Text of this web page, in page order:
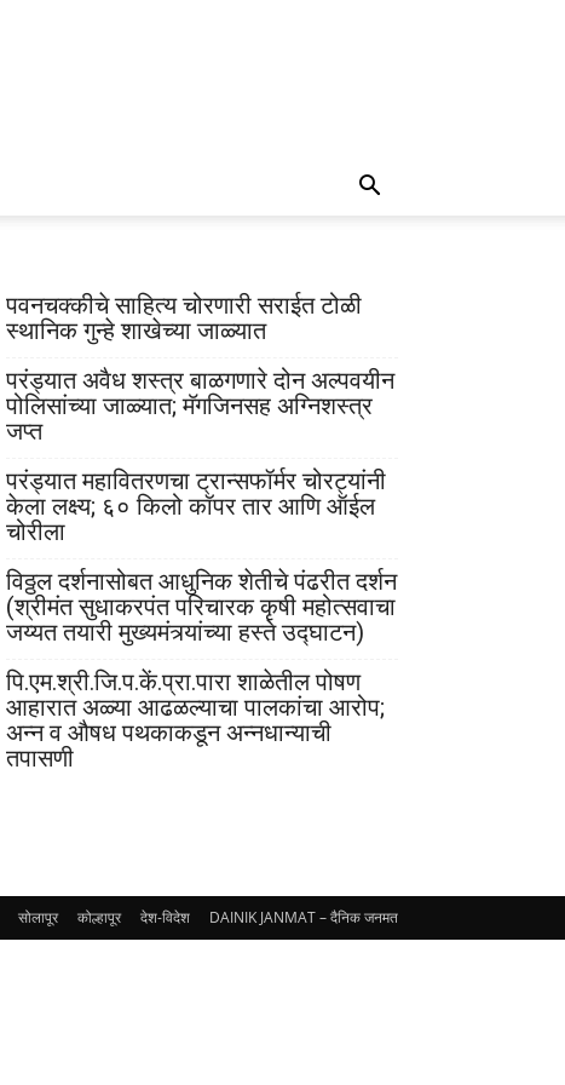
पवनचक्कीचे साहित्य चोरणारी सराईत टोळी
स्थानिक गुन्हे शाखेच्या जाळ्यात
परंड्यात अवैध शस्त्र बाळगणारे दोन अल्पवयीन
पोलिसांच्या जाळ्यात; मॅगजिनसह अग्निशस्त्र
जप्त
परंड्यात महावितरणचा ट्रान्सफॉर्मर चोरट्यांनी
केला लक्ष्य; ६० किलो कॉपर तार आणि ऑईल
चोरीला
विठ्ठल दर्शनासोबत आधुनिक शेतीचे पंढरीत दर्शन
(श्रीमंत सुधाकरपंत परिचारक कृषी महोत्सवाचा
जय्यत तयारी मुख्यमंत्र्यांच्या हस्ते उद्घाटन)
पि.एम.श्री.जि.प.कें.प्रा.पारा शाळेतील पोषण
आहारात अळ्या आढळल्याचा पालकांचा आरोप;
अन्न व औषध पथकाकडून अन्नधान्याची
तपासणी
सोलापूर कोल्हापूर देश-विदेश DAINIK JANMAT – दैनिक जनमत